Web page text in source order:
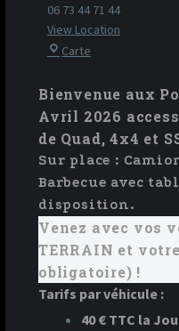
06 73 44 71 44
View Location
Carte
de
Forest
Bienvenue aux
Avril 2026
de Quad, 4x4 et
Sur place :
Barbecue avec
disposition.
Venez avec vos
TERRAIN et
obligatoire) !
Tarifs par véhicule :
40 € TTC la